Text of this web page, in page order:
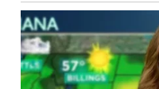
Laboratory
182, 2016.
MORRIS, C. L.;
and